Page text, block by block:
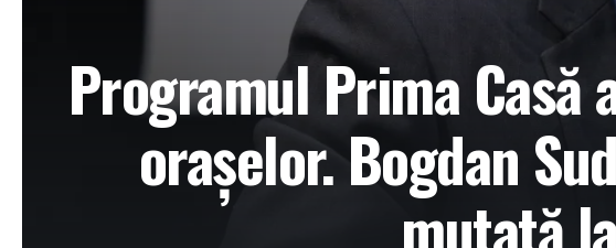
Programul Prima
orașelor. Bogdan
mutată